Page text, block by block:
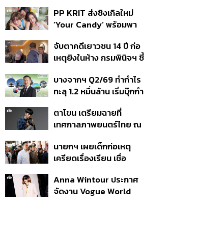
ปมค้นประวัติคดีกราดยิงที่
สหรัฐฯ
PP KRIT ส่งซิงเกิลใหม่
‘Your Candy’ พร้อมพา
สิกวิดีโอ
จับตาคดีเยาวชน 14 ปี ก่อ
เหตุยิงในห้าง กรมพินิจฯ ชี้
เนื่อง ประเมินปล่อยตัว
บางจากฯ Q2/69 ทำกำไร
ทะลุ 1.2 หมื่นล้าน เริ่มบุ๊กกำ
แรก หนุนรายได้ครึ่งปีทะลุ
3.2 แสนล้าน
ตาโขน เตรียมฉายที่
เทศกาลภาพยนตร์ไทย ณ
นายกฯ เผยเด็กก่อเหตุ
เครียดเรื่องเรียน เชื่อ
กระสุนอีกกว่า 30 นัด หาก
ไม่จบชีวิตตัวเองอาจสูญ
Anna Wintour ประกาศ
จัดงาน Vogue World